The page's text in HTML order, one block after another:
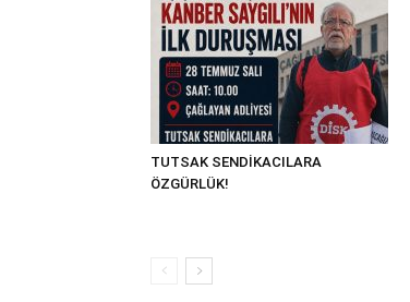
TUTSAK SENDİKACILARA
ÖZGÜRLÜK!